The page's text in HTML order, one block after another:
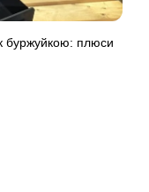
буржуйкою: плюси